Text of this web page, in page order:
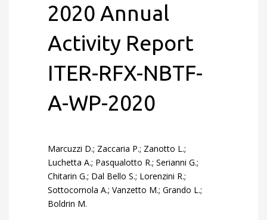
2020 Annual
Activity Report
ITER-RFX-NBTF-
A-WP-2020
Marcuzzi D.; Zaccaria P.; Zanotto L.;
Luchetta A.; Pasqualotto R.; Serianni G.;
Chitarin G.; Dal Bello S.; Lorenzini R.;
Sottocornola A.; Vanzetto M.; Grando L.;
Boldrin M.